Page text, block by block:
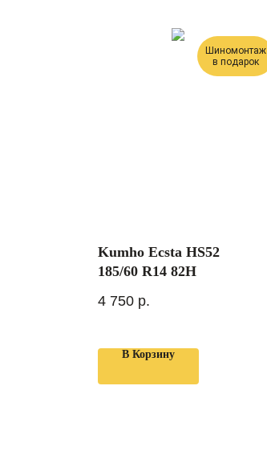
Шиномонтаж
в подарок
Kumho Ecsta HS52
185/60 R14 82H
4 750 р.
В Корзину